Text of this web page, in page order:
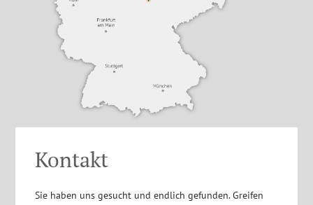
Kontakt
Sie haben uns gesucht und endlich gefunden. Greifen